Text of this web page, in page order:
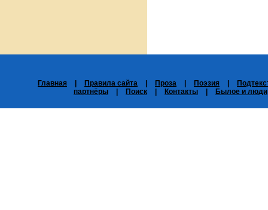
Главная Правила сайта Проза Поэзия
партнёры
Поиск Контакты Былое и люди